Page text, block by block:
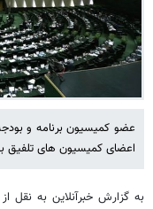
عضو کمیسیون برنامه و
اعضای کمیسیون های تلفیق بودجه۹۵ و برنامه ششم توسعه
به گزارش خبرآنلاین به